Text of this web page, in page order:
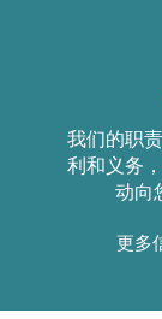
我们的职
利和义务
动向
更多